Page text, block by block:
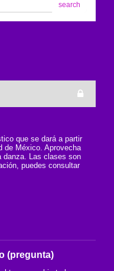
search
que se dará a partir
de México. Aprovecha
danza. Las clases son
puedes consultar
(pregunta)